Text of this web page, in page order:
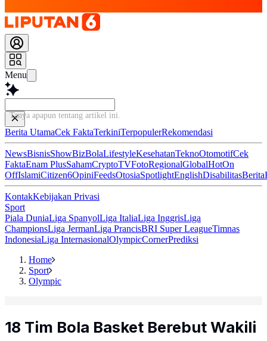
Menu
Tanya apapun tentang artikel ini
Berita UtamaCek FaktaTerkiniTerpopulerRekomendasi
NewsBisnisShowBizBolaLifestyleKesehatanTeknoOtomotifCek
FaktaEnam PlusSahamCryptoTVFotoRegionalGlobalHotOn
OffIslamiCitizen6OpiniFeedsOtosiaSpotlightEnglishDisabilitasBerita
KontakKebijakan Privasi
Sport
Piala DuniaLiga SpanyolLiga ItaliaLiga InggrisLiga
ChampionsLiga JermanLiga PrancisBRI Super LeagueTimnas
IndonesiaLiga InternasionalOlympicCornerPrediksi
Home
Sport
Olympic
18 Tim Bola Basket Berebut Wakili